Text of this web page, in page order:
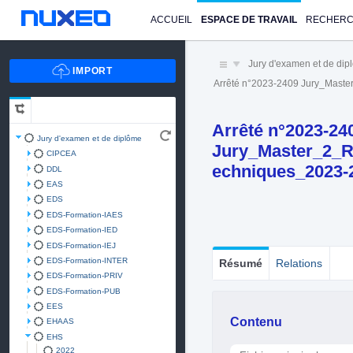
ACCUEIL ESPACE DE TRAVAIL
Jury d'examen et de diplôme
CIPCEA
DDL
EAS
EDS
EDS-Formation-IAES
EDS-Formation-IED
EDS-Formation-IEJ
EDS-Formation-INTER
EDS-Formation-PRIV
EDS-Formation-PUB
EES
EHAAS
EHS
2022
Jury d'examen et de
Arrêté n°2023-2409
Arrêté n°2023-
Résumé Relations
Contenu